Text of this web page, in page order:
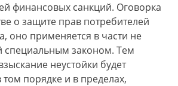
финансовых санкций. Оговорка
о защите прав потребителей
оно применяется в части не
специальным законом. Тем
неустойки будет
том порядке и в пределах,